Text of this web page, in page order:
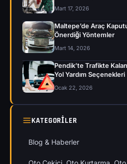
Mart 17, 2026
Maltepe’de Araç
Önerdiği Yöntemler
Mart 14, 2026
Pendik’te Trafikte
Yol Yardım Seçenekleri
Ocak 22, 2026
KATEGORILER
Blog & Haberler